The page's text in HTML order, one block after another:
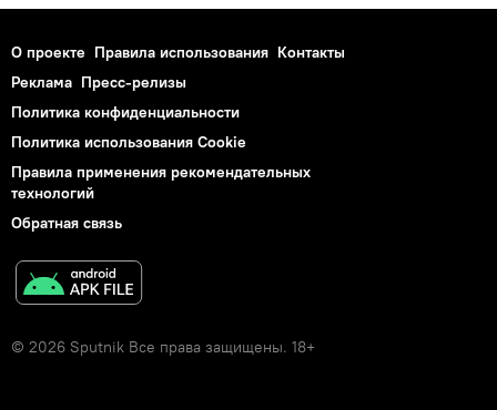
О проекте Правила использования Контакты
Реклама Пресс-релизы
Политика конфиденциальности
Политика использования Cookie
Правила применения рекомендательных
технологий
Обратная связь
© 2026 Sputnik Все права защищены. 18+